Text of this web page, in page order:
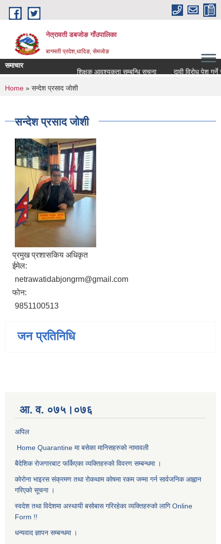
Skip to main content
नेत्रावती डबजोङ गाँउपालिका
बागमती प्रदेश,धादिङ, सेमजाेङ
समाचार
शिक्षक आवश्यकता सम्बन्धि सूचना
दावी विरोध पेश गर्ने
You are here
Home » सन्देश प्रसाद जोशी
सन्देश प्रसाद जोशी
प्रमुख प्रशासकिय अधिकृत
ईमेल:
netrawatidabjongrm@gmail.com
फोन:
9851100513
जन प्रतिनिधि
आ. व. ०७५।०७६
अपिल
Home Quarantine मा बसेका मानिसहरुकाे नामावली
बैदेशिक राेजगारबाट फर्किएका व्यक्तिहरुकाे विवरण सम्बन्धमा ।
काेराेना भाइरस संक्रमण तथा राेकथाम काेषमा रकम जम्मा गर्न सार्वजनिक आह्वान
गरिएकाे सूचना ।
स्वदेश तथा विदेशमा अस्थायी बसोबास गरिरहेका व्यक्तिहरुको लागि Online
Form !!
धन्यवाद ज्ञापन सम्बन्धमा ।